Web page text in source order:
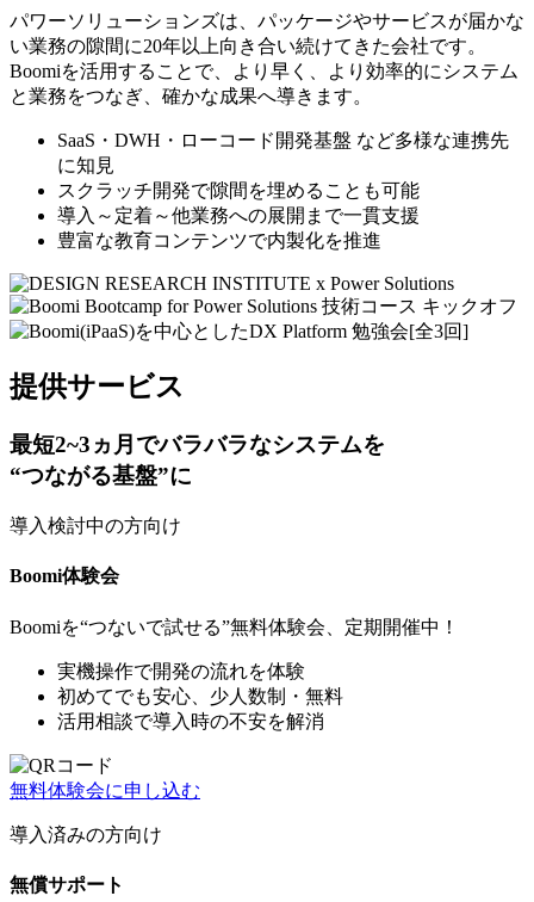
パワーソリューションズは、パッケージやサービスが届かな
い業務の隙間に20年以上向き合い続けてきた会社です。
Boomiを活用することで、より早く、より効率的にシステム
と業務をつなぎ、確かな成果へ導きます。
SaaS・DWH・ローコード開発基盤 など多様な連携先
に知見
スクラッチ開発で隙間を埋めることも可能
導入～定着～他業務への展開 まで一貫支援
豊富な教育コンテンツで内製化を推進
提供サービス
最短2~3ヵ月でバラバラなシステムを
“つながる基盤”に
導入検討中の方向け
Boomi体験会
Boomiを“つないで試せる”無料体験会、定期開催中！
実機操作で開発の流れを体験
初めてでも安心、少人数制・無料
活用相談で導入時の不安を解消
無料体験会に申し込む
導入済みの方向け
無償サポート